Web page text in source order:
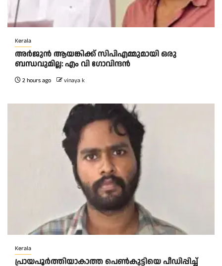
Kerala
അര്‍ജുന്‍ ആയങ്കിക്ക് സിപിഎമ്മുമായി ഒരു
ബന്ധവുമില്ല: എം വി ഗോവിന്ദന്‍
2 hours ago vinaya k
Kerala
പ്രായപൂർത്തിയാകാത്ത പെൺകുട്ടിയെ പീഡിപ്പിച്ച്